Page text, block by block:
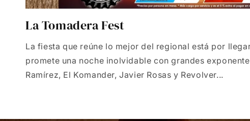
La Tomadera Fest
La fiesta que reúne lo mejor del regional está por
promete una noche inolvidable con grandes
Ramírez, El Komander, Javier Rosas y Revolver...